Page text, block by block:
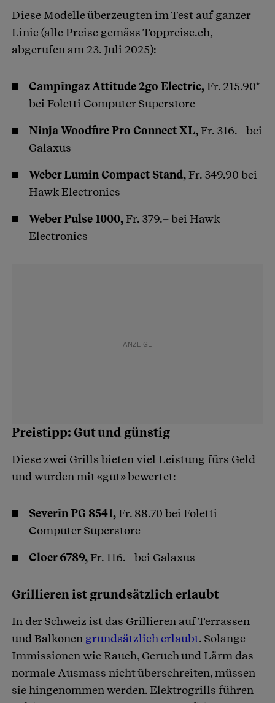
Diese Modelle überzeugten im Test auf ganzer
Linie (alle Preise gemäss Toppreise.ch,
abgerufen am 23. Juli 2025):
Campingaz Attitude 2go Electric,Fr. 215.90*
bei Foletti Computer Superstore
Ninja Woodfire Pro Connect XL,Fr. 316.– bei
Galaxus
Weber Lumin Compact Stand,Fr. 349.90 bei
Hawk Electronics
Weber Pulse 1000,Fr. 379.– bei Hawk
Electronics
Preistipp: Gut und günstig
Diese zwei Grills bieten viel Leistung fürs Geld
und wurden mit «gut» bewertet:
Severin PG 8541,Fr. 88.70 bei Foletti
Computer Superstore
Cloer 6789,Fr. 116.– bei Galaxus
Grillieren ist grundsätzlich erlaubt
In der Schweiz ist das Grillieren auf Terrassen
und Balkonen grundsätzlich erlaubt. Solange
Immissionen wie Rauch, Geruch und Lärm das
normale Ausmass nicht überschreiten, müssen
sie hingenommen werden. Elektrogrills führen